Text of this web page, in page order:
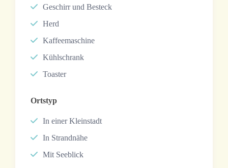
Geschirr und Besteck
Herd
Kaffeemaschine
Kühlschrank
Toaster
Ortstyp
In einer Kleinstadt
In Strandnähe
Mit Seeblick